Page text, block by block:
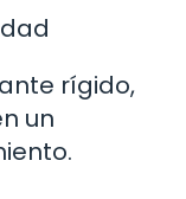
rígido,
un